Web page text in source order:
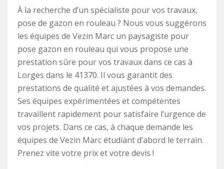
À la recherche d’un spécialiste pour vos travaux,
pose de gazon en rouleau ? Nous vous suggérons
les équipes de Vezin Marc un paysagiste pour
pose gazon en rouleau qui vous propose une
prestation sûre pour vos travaux dans ce cas à
Lorges dans le 41370. Il vous garantit des
prestations de qualité et ajustées à vos demandes.
Ses équipes expérimentées et compétentes
travaillent rapidement pour satisfaire l’urgence de
vos projets. Dans ce cas, à chaque demande les
équipes de Vezin Marc étudiant d’abord le terrain.
Prenez vite votre prix et votre devis !